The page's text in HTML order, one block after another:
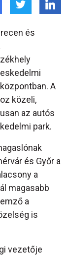
és
A
közeli,
az autós
park.
és Győr a
a
magasabb
a
is
vezetője